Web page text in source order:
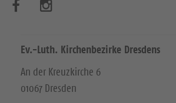
s
u
c
s
u
c
Ev.-Luth. Kirchenbezirke Dresdens
An der Kreuzkirche 6
01067 Dresden